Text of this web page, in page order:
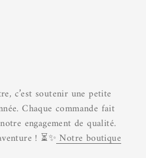
c’est soutenir une petite
Chaque commande fait
engagement de qualité.
! ⏳✨ Notre boutique